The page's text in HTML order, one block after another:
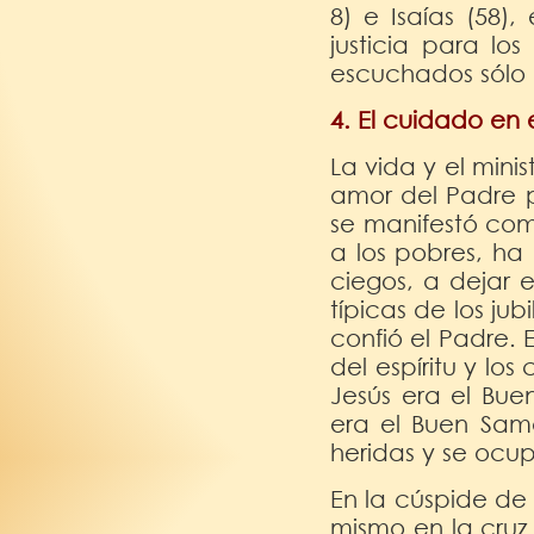
8) e Isaías
justicia para
escuchados sólo
4. El cuidado en
La vida y el
amor del Padre
se manifestó
a los pobres,
ciegos, a dejar
típicas de los
confió el Padre.
del espíritu y
Jesús era el
era el Buen
heridas y se
En la cúspide de
mismo en la